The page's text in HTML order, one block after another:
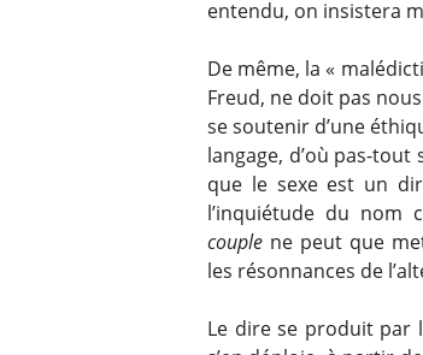
entendu, on insistera
De même, la «
Freud, ne doit pas
se soutenir d’une
langage, d’où pas-
que le sexe est un
l’inquiétude du nom
couple ne peut que
les résonnances de
Le dire se produit par